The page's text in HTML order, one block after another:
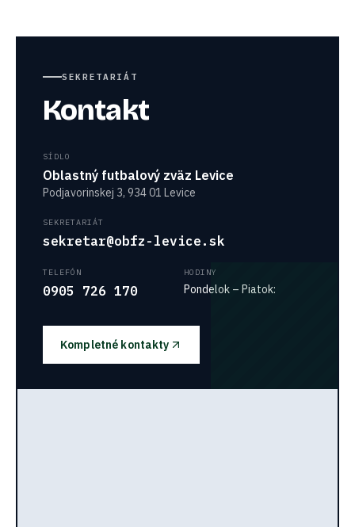
SEKRETARIÁT
Kontakt
SÍDLO
Oblastný futbalový zväz Levice
Podjavorinskej 3, 934 01 Levice
SEKRETARIÁT
sekretar@obfz-levice.sk
TELEFÓN
0905 726 170
HODINY
Pondelok – Piatok:
Kompletné kontakty